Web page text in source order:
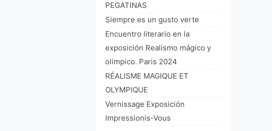
PEGATINAS
Siempre es un gusto verte
Encuentro literario en la
exposición Realismo mágico y
olimpico. Paris 2024
RÉALISME MAGIQUE ET
OLYMPIQUE
Vernissage Exposición
Impressionis-Vous